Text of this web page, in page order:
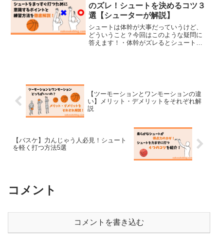
ドハンドの使い方この記事...
のズレ！シュートを決めるコツ３
選【シューターが解説】
シュートは体幹が大事だっていうけど、
どういうこと？今回はこのような疑問に
答えます！・体幹がズレるとシュートが
【ツーモーションとワンモーションの違
い】メリット・デメリットをそれぞれ解
説
【バスケ】力んじゃう人必見！シュート
を軽く打つ方法5選
コメント
コメントを書き込む